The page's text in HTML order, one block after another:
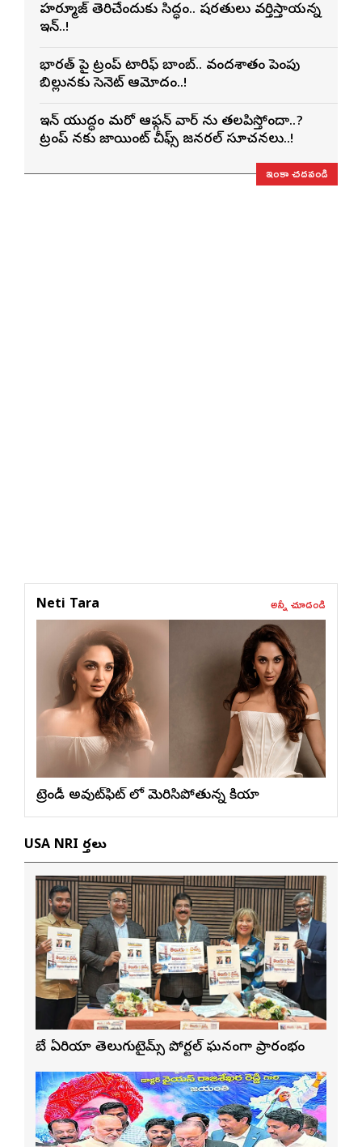
హర్మూజ్ తెరిచేందుకు సిద్ధం.. షరతులు వర్తిస్తాయన్న
ఇరాన్..!
భారత్ పై ట్రంప్ టారిఫ్ బాంబ్.. వందశాతం పెంపు
బిల్లునకు సెనెట్ ఆమోదం..!
ఇరాన్ యుద్ధం మరో ఆఫ్గన్ వార్ ను తలపిస్తోందా..?
ట్రంప్ నకు జాయింట్ చీఫ్స్ జనరల్ సూచనలు..!
ఇంకా చదవండి
Neti Tara అన్నీ చూడండి
ట్రెండీ అవుట్‌ఫిట్ లో మెరిసిపోతున్న కియారా
USA NRI వార్తలు
బే ఏరియా తెలుగుటైమ్స్ పోర్టల్ ఘనంగా ప్రారంభం